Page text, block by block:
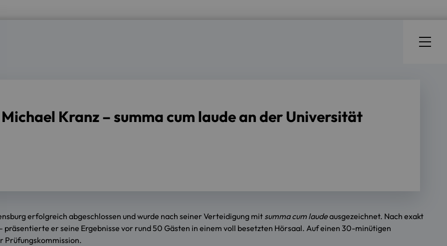
Kranz – summa cum laude an der Universität
erfolgreich abgeschlossen und wurde nach seiner Verteidigung mitsumma cum laudeausgezeichnet. Nach exakt
präsentierte er seine Ergebnisse vor rund 50 Gästen in einem voll besetzten Hörsaal. Auf einen 30-minütigen
Prüfungskommission.